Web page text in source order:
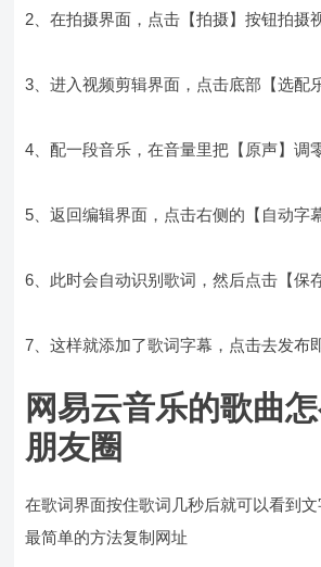
2、在拍摄界面，点击【拍摄】按钮拍摄
3、进入视频剪辑界面，点击底部【选配
4、配一段音乐，在音量里把【原声】调
5、返回编辑界面，点击右侧的【自动字
6、此时会自动识别歌词，然后点击【保
7、这样就添加了歌词字幕，点击去发布
网易云音乐的歌曲
朋友圈
在歌词界面按住歌词几秒后就可以看到
最简单的方法复制网址